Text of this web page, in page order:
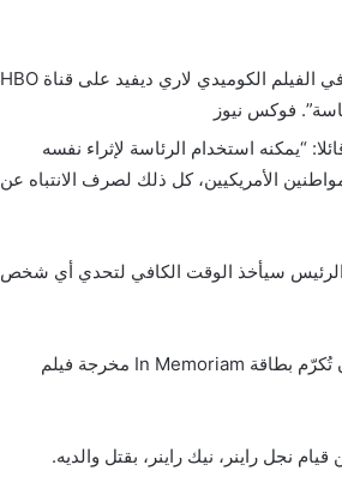
قام روب راينر بتصوير جورج واشنطن في دوره الأخير على الشاشة في الفيلم الكوميدي لاري ديفيد على قناة HBO
فوكس نيوز
“يمكنه استخدام الرئاسة لإثراء نفسه
الأمريكيين، كل ذلك لصرف الانتباه عن
سيأخذ الوقت الكافي لتحدي أي شخص
وبينما يتجادل المستعمرون فيما بينهم، يقول راينر: “لقد ضُربنا” قبل أن تُكرّم بطاقة In Memoriam مخرجة فيلم